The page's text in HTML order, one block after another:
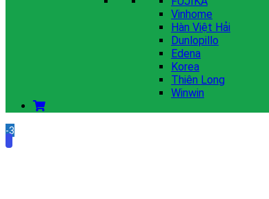
Vinhome
Hàn Việt Hải
Dunlopillo
Edena
Korea
Thiên Long
Winwin
-31%